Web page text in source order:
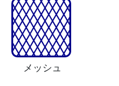
メッシュ